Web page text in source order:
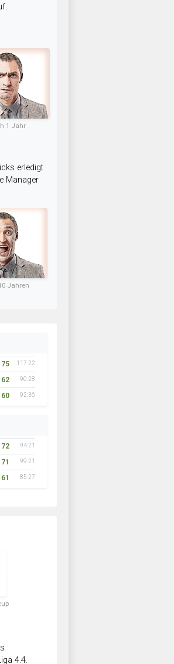
1 Jahr
erledigt
Manager
Jahren
75 117:22
62 90:28
60 92:36
72 94:21
71 99:21
61 85:27
4.4.